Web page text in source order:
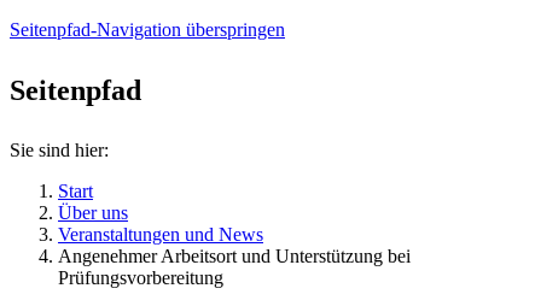
Seitenpfad-Navigation überspringen
Seitenpfad
Sie sind hier:
Start
Über uns
Veranstaltungen und News
Angenehmer Arbeitsort und Unterstützung bei
Prüfungsvorbereitung